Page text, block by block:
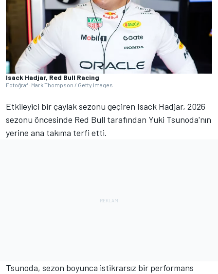
Isack Hadjar, Red Bull Racing
Fotoğraf: Mark Thompson / Getty Images
Etkileyici bir çaylak sezonu geçiren Isack Hadjar, 2026
sezonu öncesinde Red Bull tarafından Yuki Tsunoda'nın
yerine ana takıma terfi etti.
Tsunoda, sezon boyunca istikrarsız bir performans